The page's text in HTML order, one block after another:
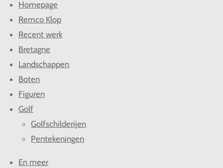
l
r
e
Homepage
Remco Klop
Recent werk
Bretagne
Landschappen
Boten
Figuren
Golf
Golfschilderijen
Pentekeningen
En meer